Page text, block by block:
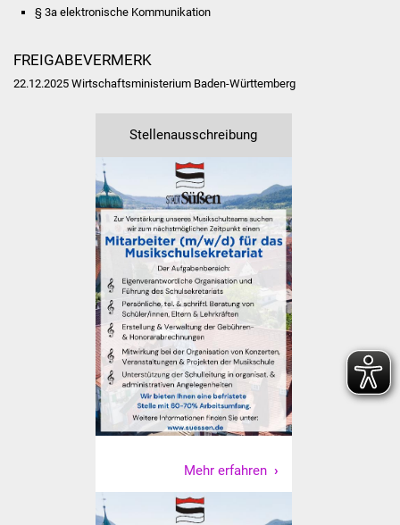
Wohnen
Bauen in Süßen
Wohnimmobilien +
Baugrundstücke
Wirtschaft
Haushalt & Infos
Wirtschaftsförderung
Gewerbeimmobilien
IKG Auen
Ausschreibungen
§ 3a elektronische Kommunikation
FREIGABEVERMERK
22.12.2025 Wirtschaftsministerium Baden-Württemberg
Stellenausschreibung
Mehr erfahren